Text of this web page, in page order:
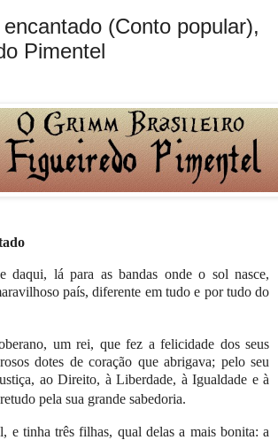
(Conto popular),
Pimentel
daqui, lá para as bandas onde o sol nasce,
país, diferente em tudo e por tudo do
um rei, que fez a felicidade dos seus
dotes de coração que abrigava; pelo seu
ao Direito, à Liberdade, à Igualdade e à
pela sua grande sabedoria.
e tinha três filhas, qual delas a mais bonita: a